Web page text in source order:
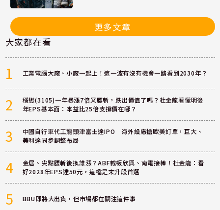
更多文章
大家都在看
1 工業電腦大廠、小廠一起上！這一波有沒有機會一路看到2030年？
2
穩懋(3105)一年暴漲7倍又腰斬，跌出價值了嗎？杜金龍看懂明後
年EPS基本面：本益比25倍支撐價在哪？
3
中國自行車代工龍頭津富士達IPO 海外設廠搶歐美訂單，巨大、
美利達同步調整布局
4
金居、尖點腰斬後換誰漲？ABF載板欣興、南電接棒！杜金龍：看
好2028年EPS達50元，這檔是末升段首選
5 BBU即將大出貨，但市場都在關注這件事